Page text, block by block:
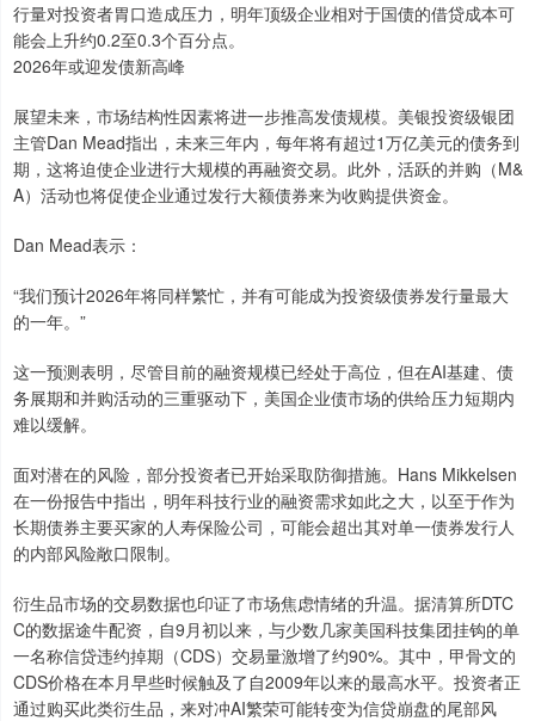
行量对投资者胃口造成压力，明年顶级企业相对于国债的借贷成本可
能会上升约0.2至0.3个百分点。
2026年或迎发债新高峰
展望未来，市场结构性因素将进一步推高发债规模。美银投资级银团
主管Dan Mead指出，未来三年内，每年将有超过1万亿美元的债务到
期，这将迫使企业进行大规模的再融资交易。此外，活跃的并购（M&
A）活动也将促使企业通过发行大额债券来为收购提供资金。
Dan Mead表示：
“我们预计2026年将同样繁忙，并有可能成为投资级债券发行量最大
的一年。”
这一预测表明，尽管目前的融资规模已经处于高位，但在AI基建、债
务展期和并购活动的三重驱动下，美国企业债市场的供给压力短期内
难以缓解。
面对潜在的风险，部分投资者已开始采取防御措施。Hans Mikkelsen
在一份报告中指出，明年科技行业的融资需求如此之大，以至于作为
长期债券主要买家的人寿保险公司，可能会超出其对单一债券发行人
的内部风险敞口限制。
衍生品市场的交易数据也印证了市场焦虑情绪的升温。据清算所DTC
C的数据途牛配资，自9月初以来，与少数几家美国科技集团挂钩的单
一名称信贷违约掉期（CDS）交易量激增了约90%。其中，甲骨文的
CDS价格在本月早些时候触及了自2009年以来的最高水平。投资者正
通过购买此类衍生品，来对冲AI繁荣可能转变为信贷崩盘的尾部风